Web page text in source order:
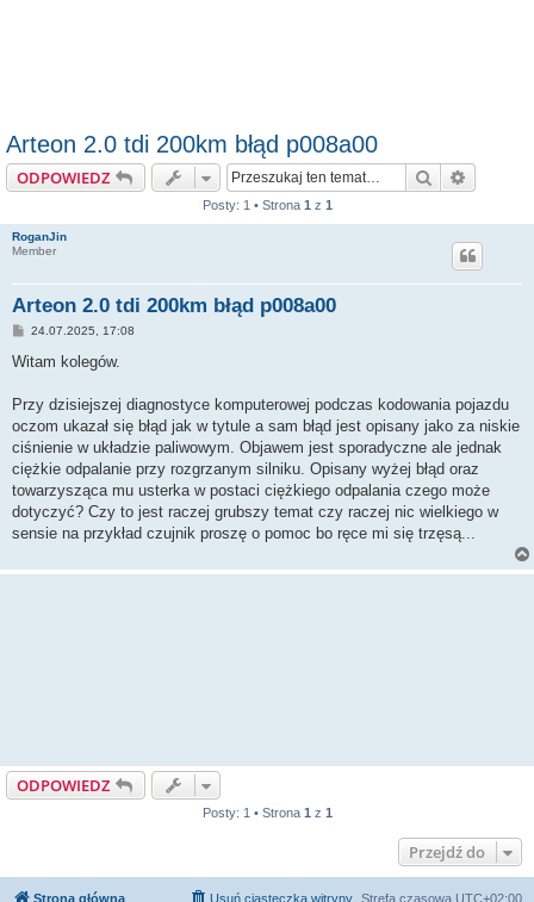
Arteon 2.0 tdi 200km błąd p008a00
ODPOWIEDZ Szukaj
Posty: 1 • Strona 1 z 1
RoganJin
Member
Arteon 2.0 tdi 200km błąd p008a00
P
s
24.07.2025, 17:08
Witam kolegów.
Przy dzisiejszej diagnostyce komputerowej podczas kodowania pojazdu
oczom ukazał się błąd jak w tytule a sam błąd jest opisany jako za niskie
ciśnienie w układzie paliwowym. Objawem jest sporadyczne ale jednak
ciężkie odpalanie przy rozgrzanym silniku. Opisany wyżej błąd oraz
towarzysząca mu usterka w postaci ciężkiego odpalania czego może
dotyczyć? Czy to jest raczej grubszy temat czy raczej nic wielkiego w
sensie na przykład czujnik proszę o pomoc bo ręce mi się trzęsą...
ODPOWIEDZ
Posty: 1 • Strona 1 z 1
Przejdź do
Strona główna Strefa czasowa UTC+02:00
Usuń ciasteczka witryny